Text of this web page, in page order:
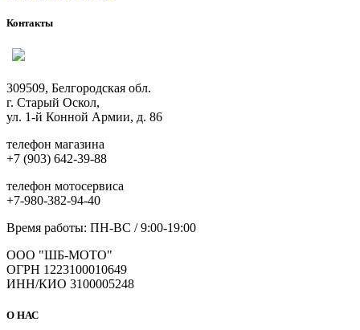
Контакты
309509, Белгородская обл.
г. Старый Оскол,
ул. 1-й Конной Армии, д. 86
телефон магазина
+7 (903) 642-39-88
телефон мотосервиса
+7-980-382-94-40
Время работы: ПН-ВС / 9:00-19:00
ООО "ШБ-МОТО"
ОГРН 1223100010649
ИНН/КИО 3100005248
О НАС